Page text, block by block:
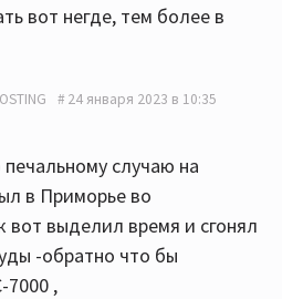
вот негде, тем более в
24 января 2023 в 10:35
случаю на
в Приморье во
вот выделил время и сгонял
-обратно что бы
7000 ,